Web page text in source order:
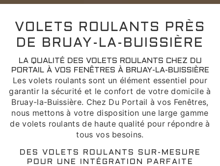
VOLETS ROULANTS PRÈS
DE BRUAY-LA-BUISSIÈRE
LA QUALITÉ DES VOLETS ROULANTS CHEZ DU
PORTAIL À VOS FENÊTRES À BRUAY-LA-BUISSIÈRE
Les volets roulants sont un élément essentiel pour
garantir la sécurité et le confort de votre domicile à
Bruay-la-Buissière. Chez Du Portail à vos Fenêtres,
nous mettons à votre disposition une large gamme
de volets roulants de haute qualité pour répondre à
tous vos besoins.
DES VOLETS ROULANTS SUR-MESURE
POUR UNE INTÉGRATION PARFAITE